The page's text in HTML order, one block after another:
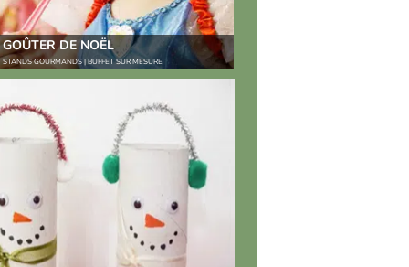
GOÛTER DE NOËL
STANDS GOURMANDS | BUFFET SUR MESURE